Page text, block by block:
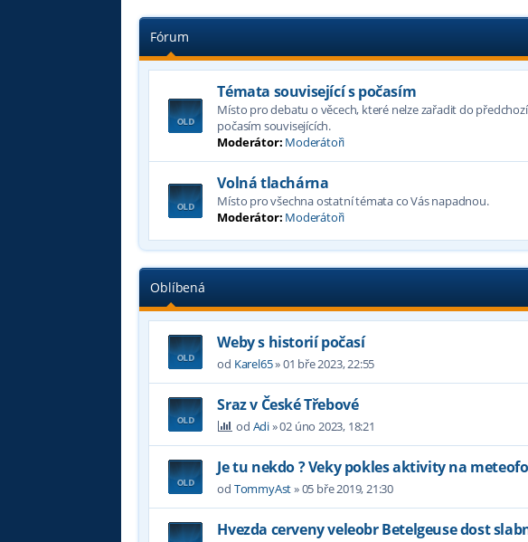
Fórum
Témata související s počasím
Místo pro debatu o věcech, které nelze zařadit do
počasím souvisejících.
Moderátor: Moderátoři
Volná tlachárna
Místo pro všechna ostatní témata co Vás napadnou.
Moderátor: Moderátoři
Oblíbená
Weby s historií počasí
od Karel65»01 bře 2023, 22:55
Sraz v České Třebové
od Adi»02 úno 2023, 18:21
Je tu nekdo ? Veky pokles aktivity na
od TommyAst»05 bře 2019, 21:30
Hvezda cerveny veleobr Betelgeuse dost